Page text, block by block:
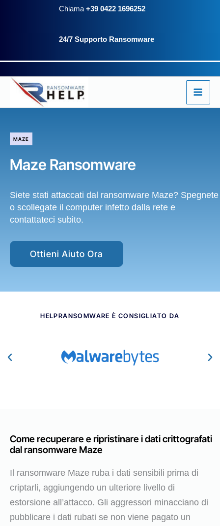
Chiama +39 0422 1696252
24/7 Supporto Ransomware
MAZE
Maze Ransomware
Siete stati attaccati dal ransomware Maze? Spegnete
o scollegate il computer infetto dalla rete e
contattateci subito.
Ottieni Aiuto Ora
HELPRANSOMWARE È CONSIGLIATO DA​
Come recuperare e ripristinare i dati crittografati
dal ransomware Maze
Il ransomware Maze ruba i dati sensibili prima di
criptarli, aggiungendo un ulteriore livello di
estorsione all’attacco. Gli aggressori minacciano di
pubblicare i dati rubati se non viene pagato un